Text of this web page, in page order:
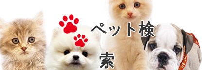
ペット検
索